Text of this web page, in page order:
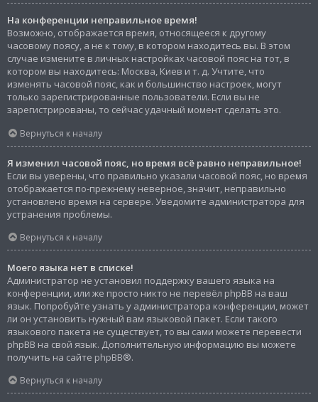
На конференции неправильное время!
Возможно, отображается время, относящееся к другому
часовому поясу, а не к тому, в котором находитесь вы. В этом
случае измените в личных настройках часовой пояс на тот, в
котором вы находитесь: Москва, Киев и т. д. Учтите, что
изменять часовой пояс, как и большинство настроек, могут
только зарегистрированные пользователи. Если вы не
зарегистрированы, то сейчас удачный момент сделать это.
Вернуться к началу
Я изменил часовой пояс, но время всё равно неправильное!
Если вы уверены, что правильно указали часовой пояс, но время
отображается по-прежнему неверное, значит, неправильно
установлено время на сервере. Уведомите администратора для
устранения проблемы.
Вернуться к началу
Моего языка нет в списке!
Администратор не установил поддержку вашего языка на
конференции, или же просто никто не перевёл phpBB на ваш
язык. Попробуйте узнать у администратора конференции, может
ли он установить нужный вам языковой пакет. Если такого
языкового пакета не существует, то вы сами можете перевести
phpBB на свой язык. Дополнительную информацию вы можете
получить на сайте phpBB®.
Вернуться к началу